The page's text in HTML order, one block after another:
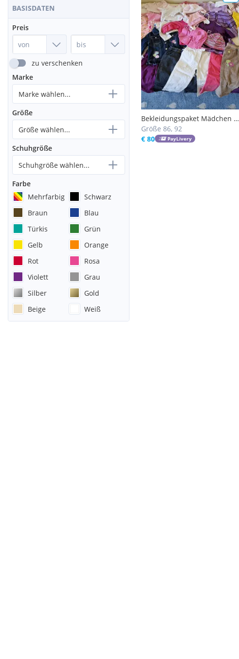
BASISDATEN
Preis
zu verschenken
Marke
Marke wählen...
Größe
Größe wählen...
Schuhgröße
Schuhgröße wählen...
Farbe
Mehrfarbig
Schwarz
Braun
Blau
Türkis
Grün
Gelb
Orange
Rot
Rosa
Violett
Grau
Silber
Gold
Beige
Weiß
Bekleidungspaket Mädchen 86
und 86/92
Größe 86, 92
€ 80
PayLivery